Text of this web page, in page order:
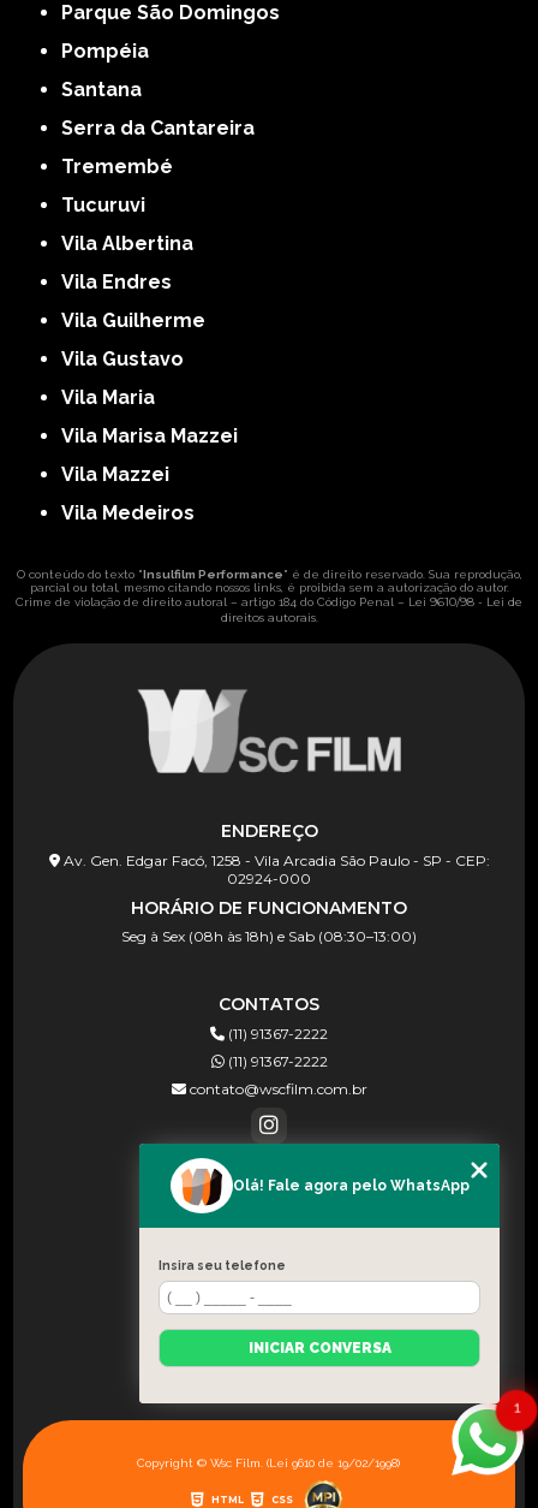
Parque São Domingos
Pompéia
Santana
Serra da Cantareira
Tremembé
Tucuruvi
Vila Albertina
Vila Endres
Vila Guilherme
Vila Gustavo
Vila Maria
Vila Marisa Mazzei
Vila Mazzei
Vila Medeiros
O conteúdo do texto "Insulfilm Performance" é de direito reservado. Sua reprodução,
parcial ou total, mesmo citando nossos links, é proibida sem a autorização do autor.
Crime de violação de direito autoral – artigo 184 do Código Penal – Lei 9610/98 - Lei de
direitos autorais.
ENDEREÇO
Av. Gen. Edgar Facó, 1258 - Vila Arcadia São Paulo - SP - CEP:
02924-000
HORÁRIO DE FUNCIONAMENTO
Seg à Sex (08h às 18h) e Sab (08:30–13:00)
CONTATOS
(11) 91367-2222
(11) 91367-2222
contato@wscfilm.com.br
MENU
BLOG
CONTATO
CATEGORIAS
Copyright © Wsc Film. (Lei 9610 de 19/02/1998)
HTML CSS
1
Olá! Fale agora pelo WhatsApp
Insira seu telefone
INICIAR CONVERSA